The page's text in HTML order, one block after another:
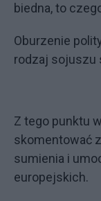
biedna, to
Oburzenie
rodzaj sojuszu
Z tego punktu
skomentować
sumienia i
europejskich.